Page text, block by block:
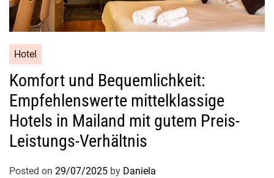
Hotel
Komfort und Bequemlichkeit:
Empfehlenswerte mittelklassige
Hotels in Mailand mit gutem Preis-
Leistungs-Verhältnis
Posted on 29/07/2025 by Daniela